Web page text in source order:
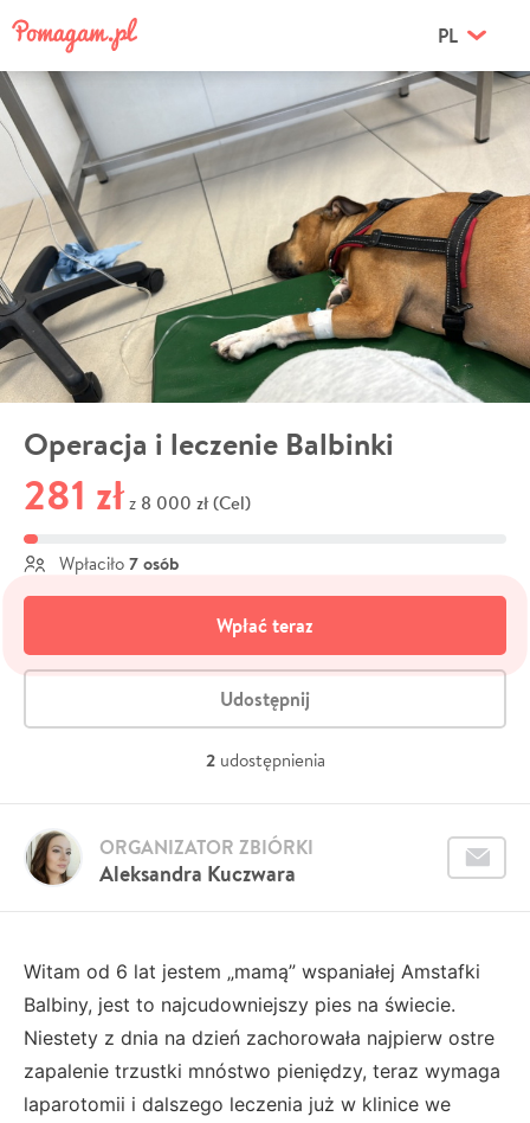
PL
Operacja i leczenie Balbinki
281 zł z 8 000 zł (Cel)
Wpłaciło 7 osób
Wpłać teraz
Udostępnij
2 udostępnienia
Aleksandra Kuczwara
ORGANIZATOR ZBIÓRKI
Witam od 6 lat jestem „mamą” wspaniałej Amstafki
Balbiny, jest to najcudowniejszy pies na świecie.
Niestety z dnia na dzień zachorowała najpierw ostre
zapalenie trzustki mnóstwo pieniędzy, teraz wymaga
laparotomii i dalszego leczenia już w klinice we